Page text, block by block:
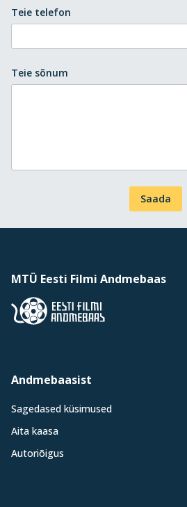
Teie telefon
Teie sõnum
Saada
MTÜ Eesti Filmi Andmebaas
Andmebaasist
Sagedased küsimused
Aita kaasa
Autoriõigus